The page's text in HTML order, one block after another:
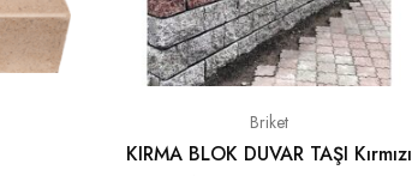
Briket
KIRMA BLOK DUVAR TAŞI Kırmızı